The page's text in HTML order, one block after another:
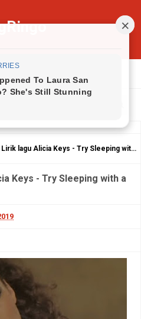
lagu Alicia Keys - Try Sleeping with a Broken Heart
Keys - Try Sleeping with a